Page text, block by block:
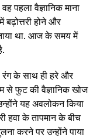
पहला वैज्ञानिक माना
बढ़ोत्तरी होने और
था. आज के समय में
के साथ ही हरे और
फुट की वैज्ञानिक खोज
यह अवलोकन किया
हवा के तापमान के बीच
करने पर उन्होंने पाया